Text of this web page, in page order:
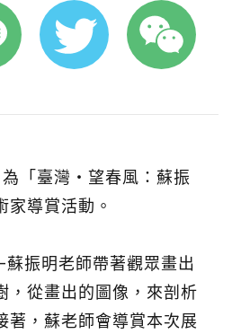
為「臺灣‧望春風：蘇振
家導賞活動。
振明老師帶著觀眾畫出
，從畫出的圖像，來剖析
著，蘇老師會導賞本次展